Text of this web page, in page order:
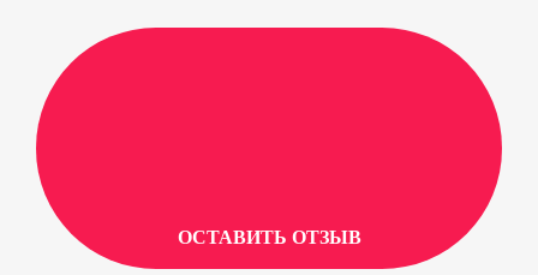
ОСТАВИТЬ ОТЗЫВ